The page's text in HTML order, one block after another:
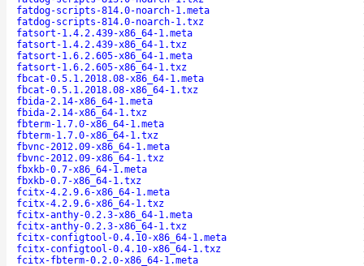
fatdog-scripts-814.0-noarch-1.meta
fatdog-scripts-814.0-noarch-1.txz
fatsort-1.4.2.439-x86_64-1.meta
fatsort-1.4.2.439-x86_64-1.txz
fatsort-1.6.2.605-x86_64-1.meta
fatsort-1.6.2.605-x86_64-1.txz
fbcat-0.5.1.2018.08-x86_64-1.meta
fbcat-0.5.1.2018.08-x86_64-1.txz
fbida-2.14-x86_64-1.meta
fbida-2.14-x86_64-1.txz
fbterm-1.7.0-x86_64-1.meta
fbterm-1.7.0-x86_64-1.txz
fbvnc-2012.09-x86_64-1.meta
fbvnc-2012.09-x86_64-1.txz
fbxkb-0.7-x86_64-1.meta
fbxkb-0.7-x86_64-1.txz
fcitx-4.2.9.6-x86_64-1.meta
fcitx-4.2.9.6-x86_64-1.txz
fcitx-anthy-0.2.3-x86_64-1.meta
fcitx-anthy-0.2.3-x86_64-1.txz
fcitx-configtool-0.4.10-x86_64-1.meta
fcitx-configtool-0.4.10-x86_64-1.txz
fcitx-fbterm-0.2.0-x86_64-1.meta